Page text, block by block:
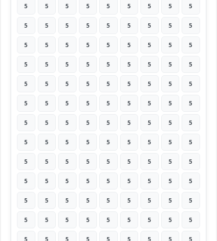
5 5 5 5 5 5 5 5 5
5 5 5 5 5 5 5 5 5
5 5 5 5 5 5 5 5 5
5 5 5 5 5 5 5 5 5
5 5 5 5 5 5 5 5 5
5 5 5 5 5 5 5 5 5
5 5 5 5 5 5 5 5 5
5 5 5 5 5 5 5 5 5
5 5 5 5 5 5 5 5 5
5 5 5 5 5 5 5 5 5
5 5 5 5 5 5 5 5 5
5 5 5 5 5 5 5 5 5
5 5 5 5 5 5 5 5 5